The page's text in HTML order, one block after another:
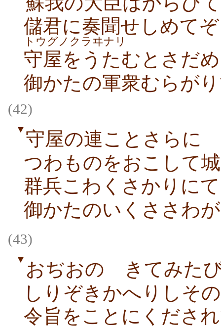
儲君に奏聞せしめてぞ
トウグノクラヰナリ
守屋をうたむとさだ
御かたの軍衆むらが
(42)
▼ 守屋の連ことさらに
つわものをおこして
群兵こわくさかりにて
御かたのいくささわ
(43)
▼ おぢおのゝきてみた
しりぞきかへりしそ
令旨をことにくださ